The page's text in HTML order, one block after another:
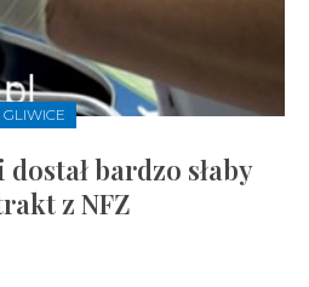
GLIWICE
bardzo słaby
z NFZ